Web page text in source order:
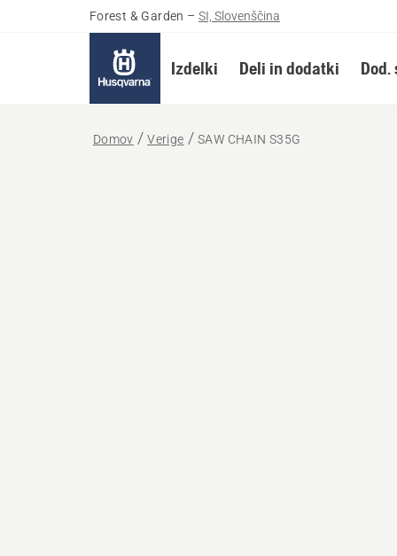
Forest & Garden – SI, Slovenščina
Izdelki Deli in dodatki
Domov Verige SAW CHAIN S35G